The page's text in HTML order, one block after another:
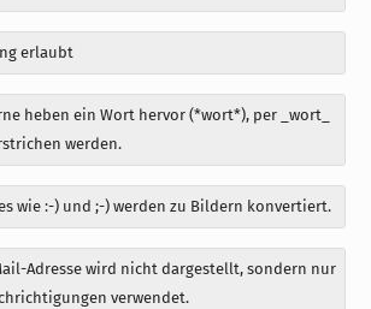
erlaubt
heben ein Wort hervor (*wort*), per _wort_
werden.
wie :-) und ;-) werden zu Bildern konvertiert.
Adresse wird nicht dargestellt, sondern nur
verwendet.